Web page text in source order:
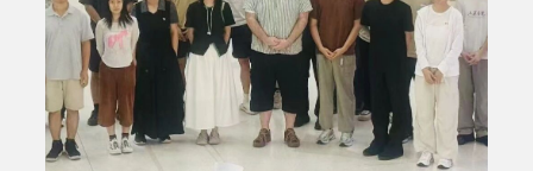
助学生理解天基计算从单星边缘智能到星座级算力网
络的发展路径。天基计算是近年来空天信息领域出现
的新兴交叉方向。随着遥感星座和卫星互联网的加速
发展，传统“通导遥”系统正逐步向融合通信、感知、
计算和智能服务的新型空间信息基础设施演进。中科
天算致力于打造“天基计算基础设施，太空算力服务支